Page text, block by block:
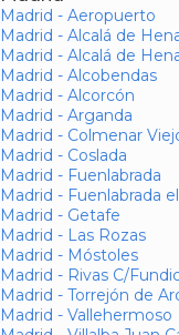
Madrid - Aeropuerto
Madrid - Alcalá de
Madrid - Alcalá de
Madrid - Alcobendas
Madrid - Alcorcón
Madrid - Arganda
Madrid - Colmenar
Madrid - Coslada
Madrid - Fuenlabrada
Madrid - Fuenlabrada
Madrid - Getafe
Madrid - Las Rozas
Madrid - Móstoles
Madrid - Rivas C/
Madrid - Torrejón de
Madrid - Vallehermoso